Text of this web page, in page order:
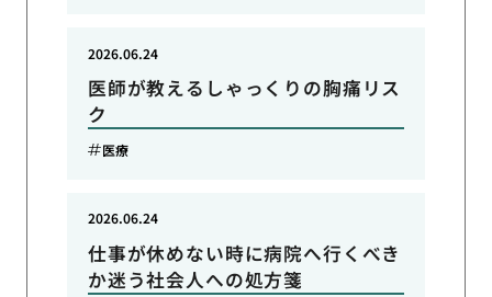
医師が教えるしゃっくりの胸痛リス
ク
2026.06.24
医療
仕事が休めない時に病院へ行くべき
か迷う社会人への処方箋
2026.06.24